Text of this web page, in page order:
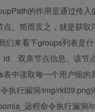
的作用是通过传
点。简而言之，就是获
们来看下groups列表是
、双亲节点信息、该节
中读取每一个用户组
执行漏洞/img/
远程命令执行漏